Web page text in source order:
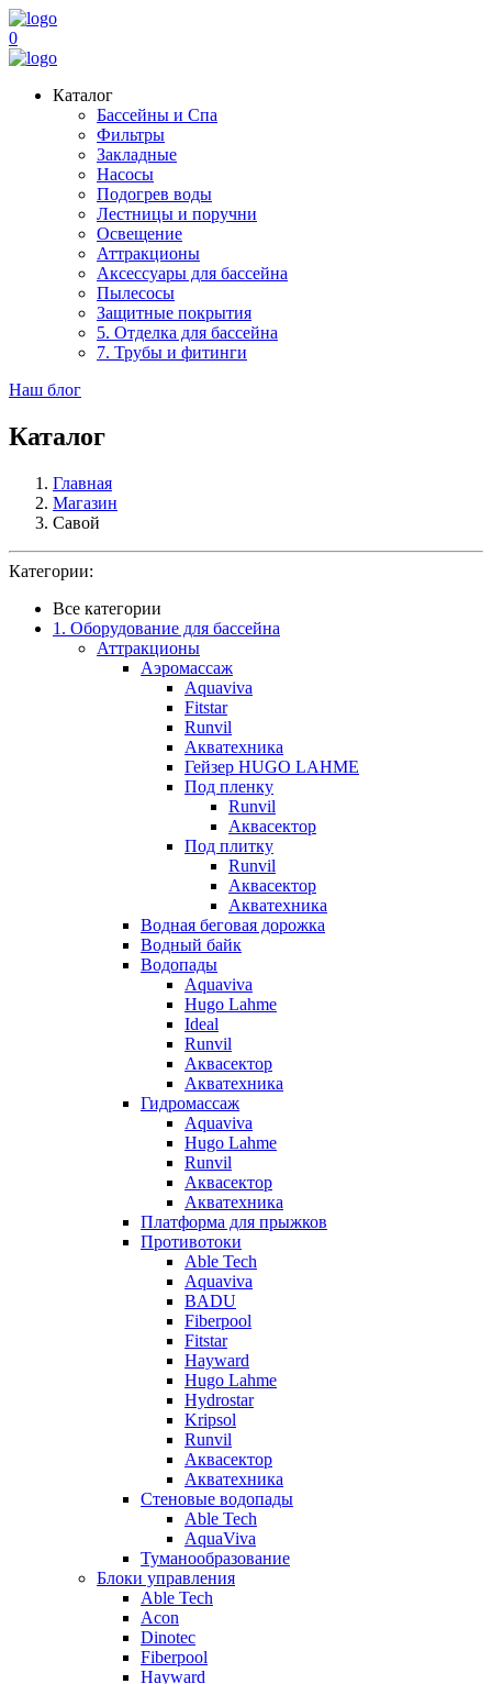
0
Каталог
Бассейны и Спа
Фильтры
Закладные
Насосы
Подогрев воды
Лестницы и поручни
Освещение
Аттракционы
Аксессуары для бассейна
Пылесосы
Защитные покрытия
5. Отделка для бассейна
7. Трубы и фитинги
Наш блог
Каталог
Главная
Магазин
Савой
Категории:
Все категории
1. Оборудование для бассейна
Аттракционы
Аэромассаж
Aquaviva
Fitstar
Runvil
Акватехника
Гейзер HUGO LAHME
Под пленку
Runvil
Аквасектор
Под плитку
Runvil
Аквасектор
Акватехника
Водная беговая дорожка
Водный байк
Водопады
Aquaviva
Hugo Lahme
Ideal
Runvil
Аквасектор
Акватехника
Гидромассаж
Aquaviva
Hugo Lahme
Runvil
Аквасектор
Акватехника
Платформа для прыжков
Противотоки
Able Tech
Aquaviva
BADU
Fiberpool
Fitstar
Hayward
Hugo Lahme
Hydrostar
Kripsol
Runvil
Аквасектор
Акватехника
Стеновые водопады
Able Tech
AquaViva
Туманообразование
Блоки управления
Able Tech
Acon
Dinotec
Fiberpool
Hayward